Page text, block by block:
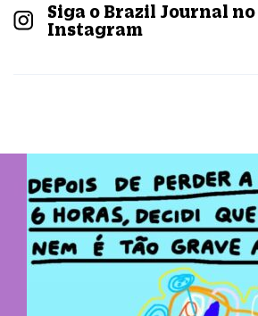
Siga o Brazil Journal no
Instagram